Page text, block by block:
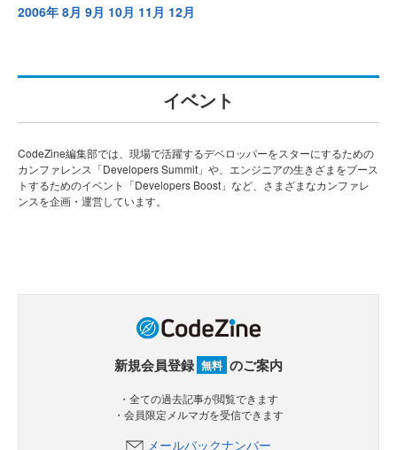
2006年 8月 9月 10月 11月 12月
イベント
CodeZine編集部では、現場で活躍するデベロッパーをスターにするための
カンファレンス「Developers Summit」や、エンジニアの生きざまをブース
トするためのイベント「Developers Boost」など、さまざまなカンファレ
ンスを企画・運営しています。